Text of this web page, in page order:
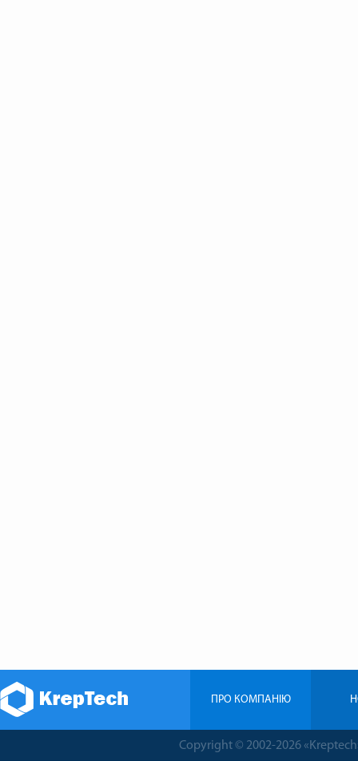
ПРО КОМПАНIЮ
Copyright © 2002-2026